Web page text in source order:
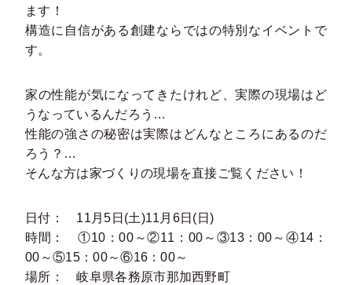
ます！
構造に自信がある創建ならではの特別なイベントで
す。
家の性能が気になってきたけれど、実際の現場はど
うなっているんだろう…
性能の強さの秘密は実際はどんなところにあるのだ
ろう？…
そんな方は家づくりの現場を直接ご覧ください！
日付： 11月5日(土)11月6日(日)
時間： ①10：00～②11：00～③13：00～④14：
00～⑤15：00～⑥16：00～
場所： 岐阜県各務原市那加西野町